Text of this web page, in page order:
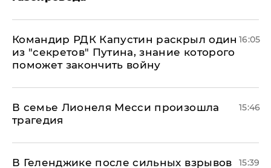
Командир РДК Капустин раскрыл один
из "секретов" Путина, знание которого
поможет закончить войну
16:05
В семье Лионеля Месси произошла
трагедия
15:46
В Геленджике после сильных взрывов
15:39